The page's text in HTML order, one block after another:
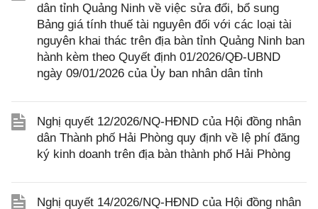
dân tỉnh Quảng Ninh về việc sửa đổi, bổ sung
Bảng giá tính thuế tài nguyên đối với các loại tài
nguyên khai thác trên địa bàn tỉnh Quảng Ninh ban
hành kèm theo Quyết định 01/2026/QĐ-UBND
ngày 09/01/2026 của Ủy ban nhân dân tỉnh
Nghị quyết 12/2026/NQ-HĐND của Hội đồng nhân
dân Thành phố Hải Phòng quy định về lệ phí đăng
ký kinh doanh trên địa bàn thành phố Hải Phòng
Nghị quyết 14/2026/NQ-HĐND của Hội đồng nhân